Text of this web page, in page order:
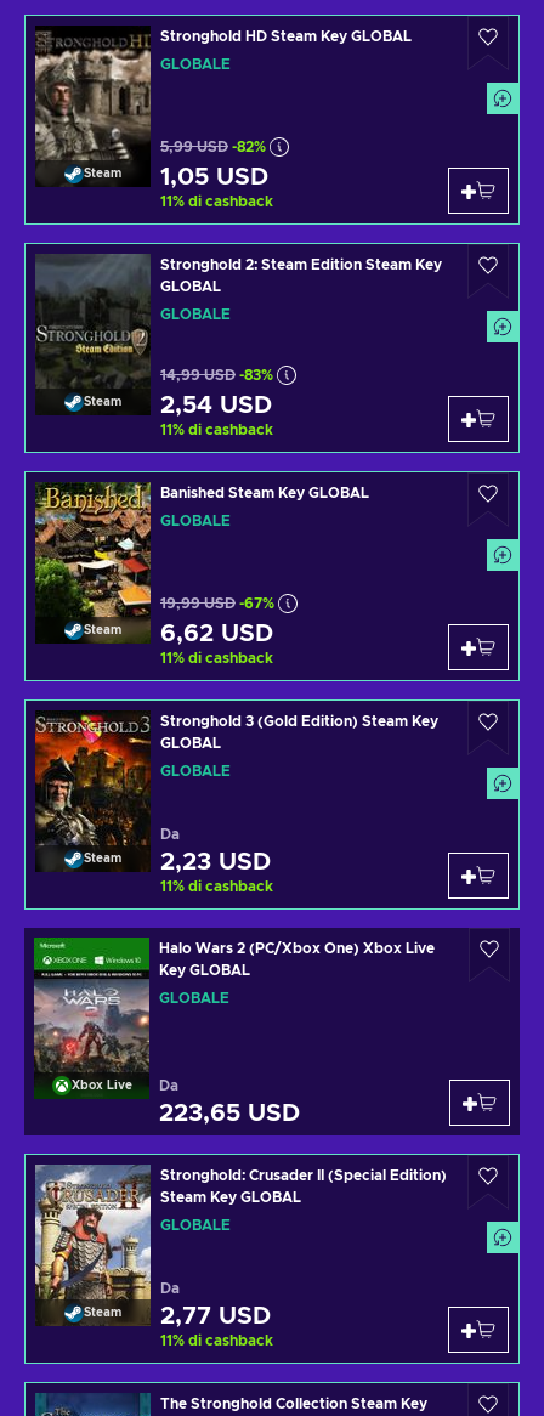
Steam
Stronghold HD Steam Key GLOBAL
GLOBALE
5,99 USD -82%
1,05 USD
11% di cashback
Steam
Stronghold 2: Steam Edition Steam Key
GLOBAL
GLOBALE
14,99 USD -83%
2,54 USD
11% di cashback
Steam
Banished Steam Key GLOBAL
GLOBALE
19,99 USD -67%
6,62 USD
11% di cashback
Steam
Stronghold 3 (Gold Edition) Steam Key
GLOBAL
GLOBALE
Da
2,23 USD
11% di cashback
Xbox Live
Halo Wars 2 (PC/Xbox One) Xbox Live
Key GLOBAL
GLOBALE
Da
223,65 USD
Steam
Stronghold: Crusader II (Special Edition)
Steam Key GLOBAL
GLOBALE
Da
2,77 USD
11% di cashback
The Stronghold Collection Steam Key